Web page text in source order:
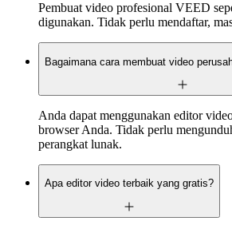
Pembuat video profesional VEED
digunakan. Tidak perlu mendaftar,
Bagaimana cara membuat video
Anda dapat menggunakan editor
browser Anda. Tidak perlu
perangkat lunak.
Apa editor video terbaik yang gratis?